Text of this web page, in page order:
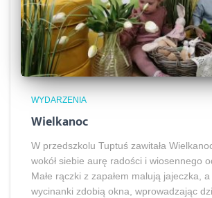
WYDARZENIA
Wielkanoc
W przedszkolu Tuptuś zawitała
wokół siebie aurę radości i wiosennego
Małe rączki z zapałem malują jajeczka,
wycinanki zdobią okna, wprowadzając